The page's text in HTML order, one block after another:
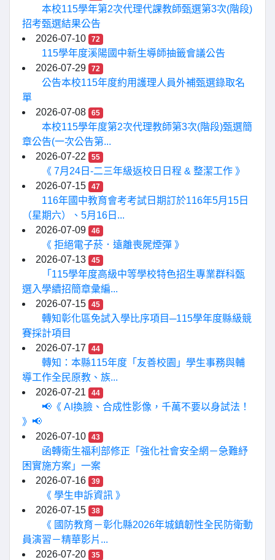
本校115學年第2次代理代課教師甄選第3次(階段)
招考甄選結果公告
2026-07-10
72
115學年度溪陽國中新生導師抽籤會議公告
2026-07-29
72
公告本校115年度約用護理人員外補甄選錄取名
單
2026-07-08
65
本校115學年度第2次代理教師第3次(階段)甄選簡
章公告(一次公告第...
2026-07-22
55
《 7月24日-二三年級返校日日程 & 整潔工作 》
2026-07-15
47
116年國中教育會考考試日期訂於116年5月15日
（星期六）、5月16日...
2026-07-09
46
《 拒絕電子菸．遠離喪屍煙彈 》
2026-07-13
45
「115學年度高級中等學校特色招生專業群科甄
選入學續招簡章彙編...
2026-07-15
45
轉知彰化區免試入學比序項目─115學年度縣級競
賽採計項目
2026-07-17
44
轉知：本縣115年度「友善校園」學生事務與輔
導工作全民原教、族...
2026-07-21
44
📢《 AI換臉、合成性影像，千萬不要以身試法！
》📢
2026-07-10
43
函轉衛生福利部修正「強化社會安全網－急難紓
困實施方案」一案
2026-07-16
39
《 學生申訴資訊 》
2026-07-15
38
《 國防教育－彰化縣2026年城鎮韌性全民防衛動
員演習－精華影片...
2026-07-20
35